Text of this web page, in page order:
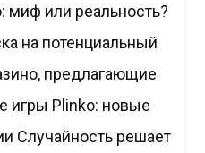
миф или реальность?
на потенциальный
предлагающие
игры Plinko: новые
Случайность решает